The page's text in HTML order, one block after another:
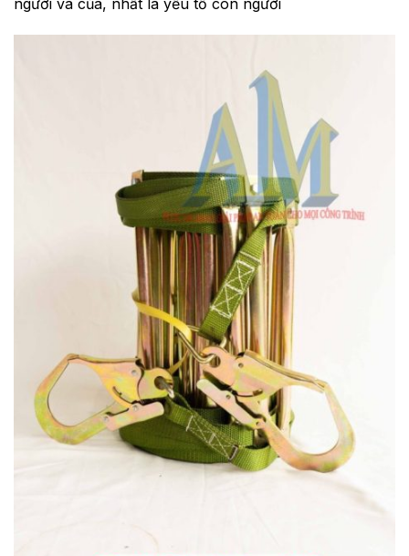
người và của, nhất là yếu tố con người